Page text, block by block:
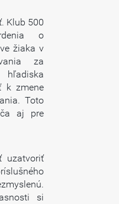
Klub 500
o
žiaka v
za
hľadiska
k zmene
Toto
aj pre
uzatvoriť
si